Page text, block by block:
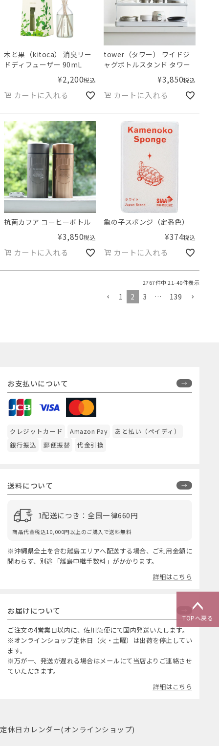
木と果（kitoca） 消臭リー
ドディフューザー 90mL
¥2,200税込
カートに入れる
tower（タワー） ワイドジ
ャグボトルスタンド タワー
¥3,850税込
カートに入れる
抗菌カフア コーヒーボトル
¥3,850税込
カートに入れる
亀の子スポンジ（定番色）
¥374税込
カートに入れる
2767件中 21-40件表示
1 2 3 … 139
TOPへ戻る
お支払いについて
クレジットカード Amazon Pay
あと払い（ペイディ）
銀行振込
郵便振替 代金引換
送料について
1配送につき：全国一律660円
商品代金税込10,000円以上のご購入で送料無料
※沖縄県全土を含む離島エリアへ配送する場合、ご利用金額に
関わらず、別途「離島中継手数料」がかかります。
詳細はこちら
お届けについて
ご注文の4営業日以内に、佐川急便にて国内発送いたします。
※オンラインショップ定休日（火・土曜）は出荷を停止してい
ます。
※万が一、発送が遅れる場合はメールにて当店よりご連絡させ
ていただきます。
詳細はこちら
定休日カレンダー(オンラインショップ)